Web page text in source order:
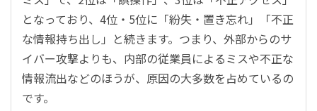
となっており、4位・5位に「紛失・置き忘れ」「不正
な情報持ち出し」と続きます。つまり、外部からのサ
イバー攻撃よりも、内部の従業員によるミスや不正な
情報流出などのほうが、原因の大多数を占めているの
です。